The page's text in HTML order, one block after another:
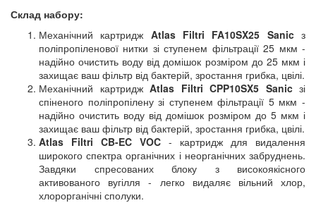
Склад набору:
Механічний картридж Atlas Filtri FA10SX25 Sanicз
поліпропіленової нитки зі ступенем фільтрації 25 мкм -
надійно очистить воду від домішок розміром до 25 мкм і
захищає ваш фільтр від бактерій, зростання грибка, цвілі.
Механічний картридж Atlas Filtri CPP10SX5 Sanicзі
спіненого поліпропілену зі ступенем фільтрації 5 мкм -
надійно очистить воду від домішок розміром до 5 мкм і
захищає ваш фільтр від бактерій, зростання грибка, цвілі.
Atlas Filtri CB-EC VOC - картридж для видалення
широкого спектра органічних і неорганічних забруднень.
Завдяки спресованих блоку з високоякісного
активованого вугілля - легко видаляє вільний хлор,
хлорорганічні сполуки.